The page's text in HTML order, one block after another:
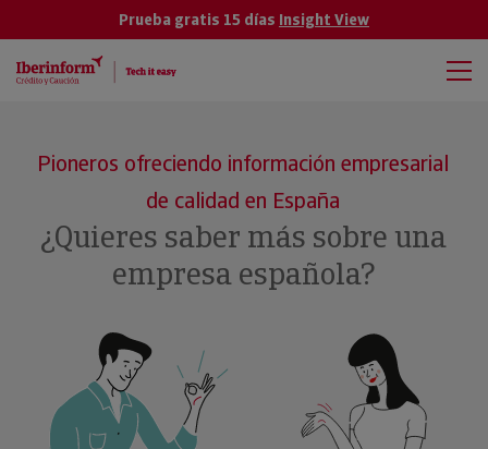
Prueba gratis 15 días Insight View
Pioneros ofreciendo información empresarial
de calidad en España
¿Quieres saber más sobre una
empresa española?